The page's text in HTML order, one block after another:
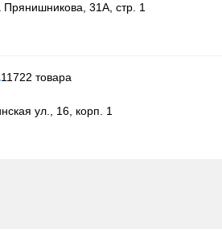
Прянишникова, 31А, стр. 1
11722 товара
ул., 16, корп. 1